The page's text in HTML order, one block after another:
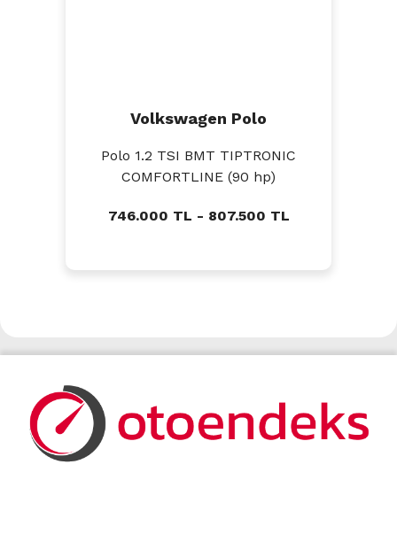
Volkswagen Polo
Polo 1.2 TSI BMT TIPTRONIC
COMFORTLINE (90 hp)
746.000 TL - 807.500 TL